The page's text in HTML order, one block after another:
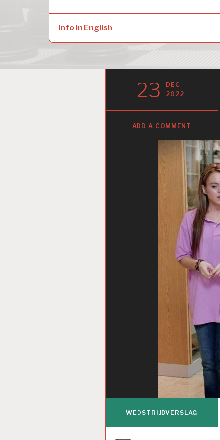
menu
Info in English
23
DEC
2022
ADD A COMMENT
WEDSTRIJDVERSLAG